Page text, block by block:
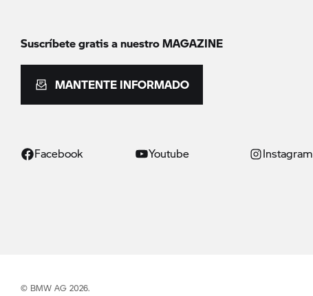
Suscríbete gratis a nuestro MAGAZINE
MANTENTE INFORMADO
Facebook Youtube Instagram
© BMW AG 2026.